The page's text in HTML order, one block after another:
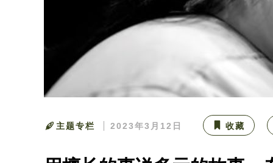
主题专栏 2023年3月12日 收藏